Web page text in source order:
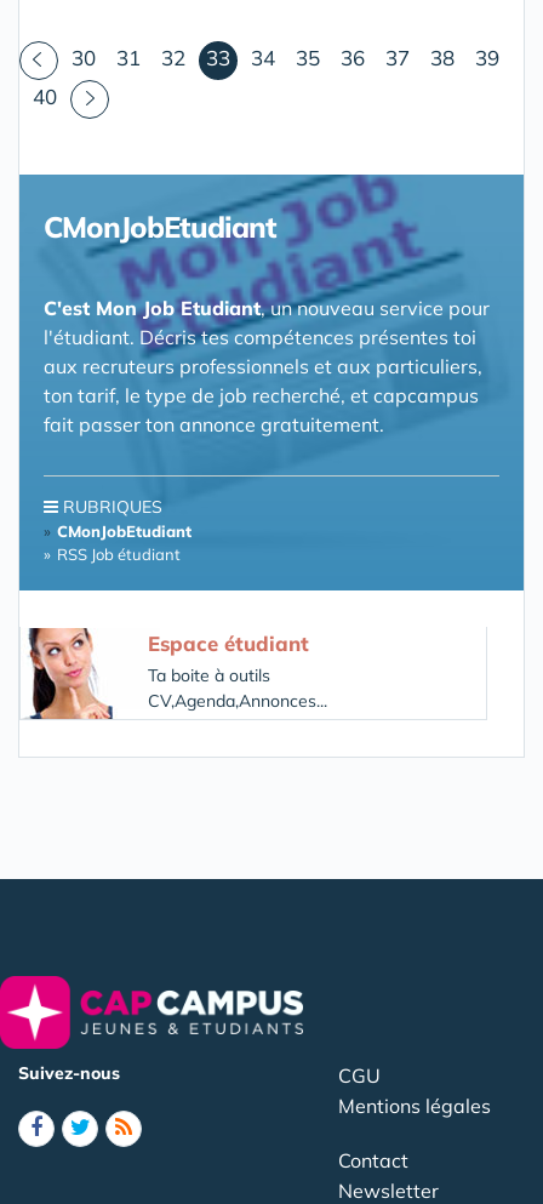
30 31 32 33(courant)
34 35 36 37 38
39
40
CMonJobEtudiant
C'est Mon Job Etudiant, un nouveau service pour
l'étudiant. Décris tes compétences présentes toi
aux recruteurs professionnels et aux particuliers,
ton tarif, le type de job recherché, et capcampus
fait passer ton annonce gratuitement.
RUBRIQUES
CMonJobEtudiant
RSS Job étudiant
Espace étudiant
Ta boite à outils
CV,Agenda,Annonces...
Suivez-nous
CGU
Mentions légales
Contact
Newsletter